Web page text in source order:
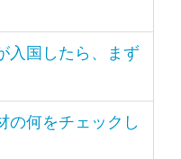
入国したら、まず
の何をチェックし